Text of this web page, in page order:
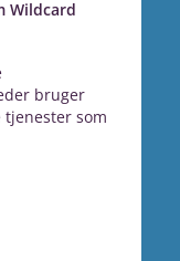
Wildcard
bruger
som